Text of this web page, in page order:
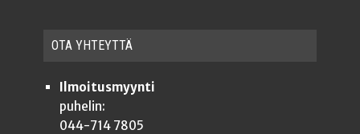
OTA YHTEYT­TÄ
Ilmoitusmyynti
puhelin:
044-714 7805